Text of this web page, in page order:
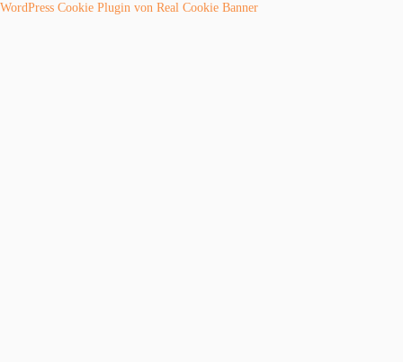
WordPress Cookie Plugin von Real Cookie Banner